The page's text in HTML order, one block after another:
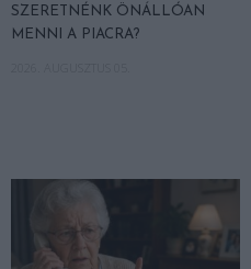
SZERETNÉNK ÖNÁLLÓAN
MENNI A PIACRA?